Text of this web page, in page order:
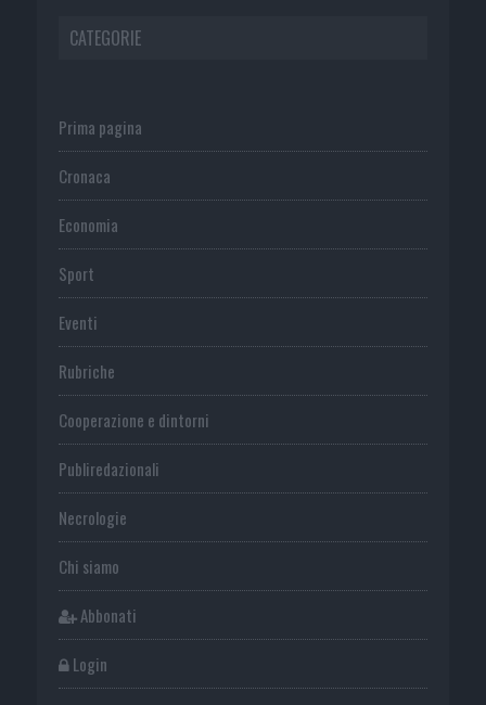
CATEGORIE
Prima pagina
Cronaca
Economia
Sport
Eventi
Rubriche
Cooperazione e dintorni
Publiredazionali
Necrologie
Chi siamo
Abbonati
Login